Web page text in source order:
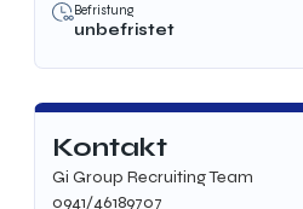
Befristung
unbefristet
Kontakt
Gi Group Recruiting Team
0941/46189707